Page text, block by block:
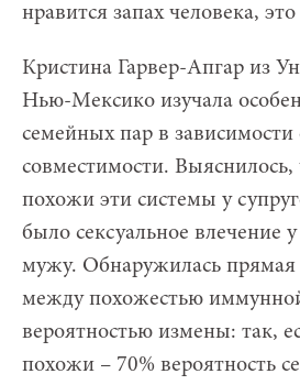
нравится запах человека,
Кристина Гарвер-Апгар из
Нью-Мексико изучала
семейных пар в зависимости
совместимости. Выяснилось,
похожи эти системы у
было сексуальное
мужу. Обнаружилась прямая
между похожестью
вероятностью измены: так,
похожи – 70% вероятность